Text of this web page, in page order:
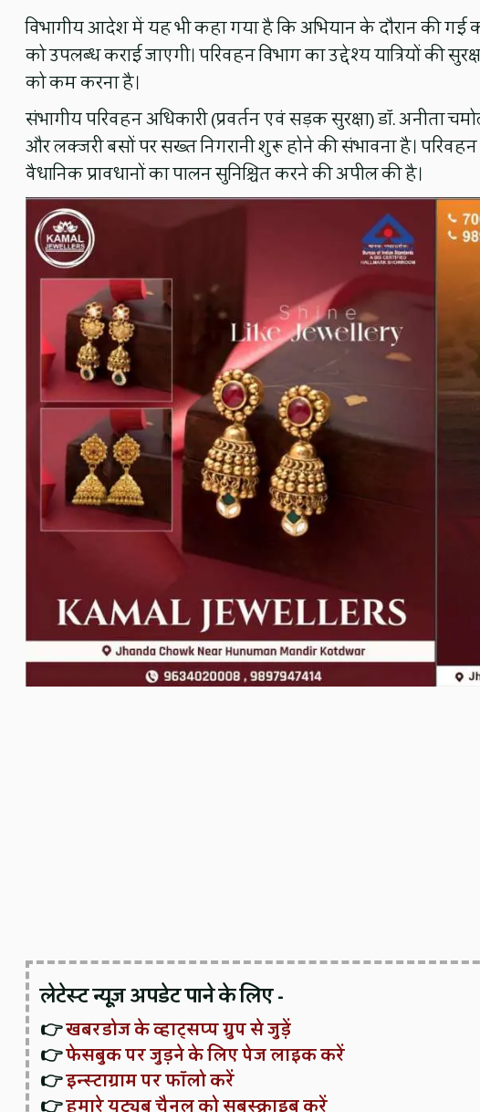
विभागीय आदेश में यह भी कहा गया है कि अभियान के दौरान की गई
को उपलब्ध कराई जाएगी। परिवहन विभाग का उद्देश्य यात्रियों की
को कम करना है।
संभागीय परिवहन अधिकारी (प्रवर्तन एवं सड़क सुरक्षा) डॉ. अनीता
और लक्जरी बसों पर सख्त निगरानी शुरू होने की संभावना है।
वैधानिक प्रावधानों का पालन सुनिश्चित करने की अपील की है।
लेटेस्ट न्यूज़ अपडेट पाने के लिए -
👉खबरडोज के व्हाट्सप्प ग्रुप से जुड़ें
👉फेसबुक पर जुड़ने के लिए पेज लाइक करें
👉इन्स्टाग्राम पर फॉलो करें